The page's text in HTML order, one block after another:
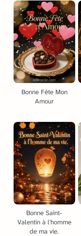
Bonne Fête Mon
Amour
Bonne Saint-
Valentin à l'homme
de ma vie.